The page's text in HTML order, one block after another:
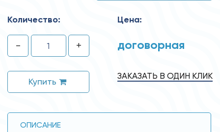
Количество:
- +
Купить
Цена:
договорная
ЗАКАЗАТЬ В ОДИН КЛИК
ОПИСАНИЕ